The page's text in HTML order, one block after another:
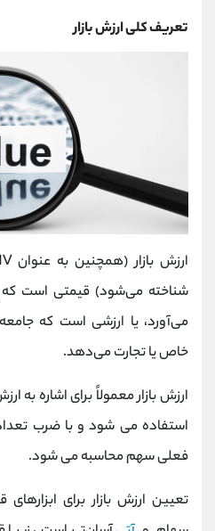
تعریف کلی ارزش بازار
شناخته می‌شود) قیمتی است که
می‌آورد، یا ارزشی است که
خاص یا تجارت می‌دهد.
ارزش بازار معمولاً برای اشاره به
استفاده می شود و با ضرب
فعلی سهم محاسبه می شود.
تعیین ارزش بازار برای